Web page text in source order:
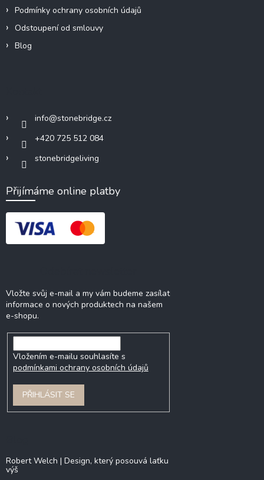
Podmínky ochrany osobních údajů
Odstoupení od smlouvy
Blog
info@stonebridge.cz
+420 725 512 084
stonebridgeliving
Přijímáme online platby
Vložte svůj e-mail a my vám budeme zasílat
informace o nových produktech na našem
e-shopu.
Vložením e-mailu souhlasíte s
podmínkami ochrany osobních údajů
PŘIHLÁSIT SE
Robert Welch | Design, který posouvá laťku
výš